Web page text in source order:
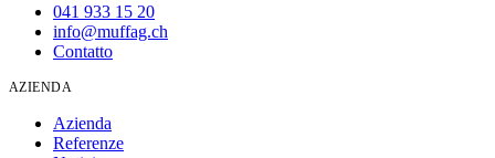
041 933 15 20
info@muffag.ch
Contatto
AZIENDA
Azienda
Referenze